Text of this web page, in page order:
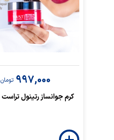
997,000 تومان
کرم جوانساز رتینول تراست